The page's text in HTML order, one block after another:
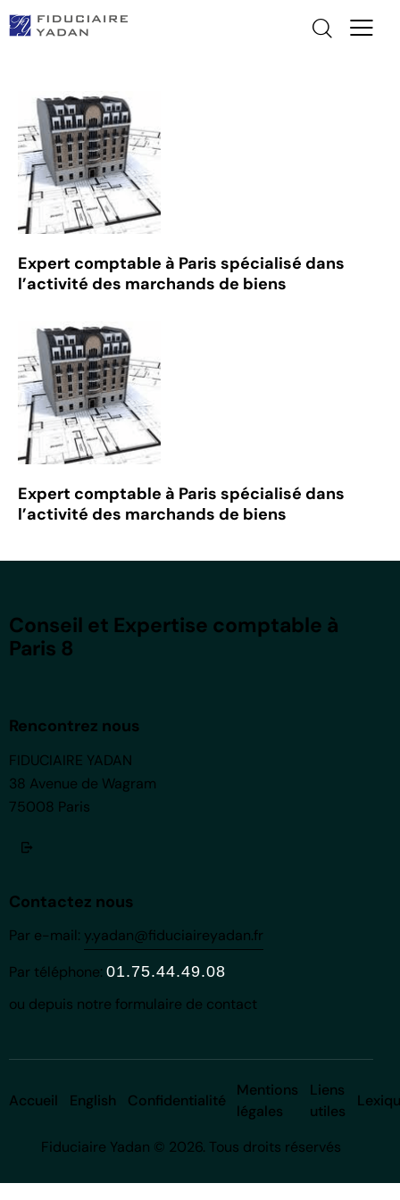
Expert comptable à Paris spécialisé dans
l’activité des marchands de biens
Expert comptable à Paris spécialisé dans
l’activité des marchands de biens
Conseil et Expertise comptable à
Paris 8
Rencontrez nous
FIDUCIAIRE YADAN
38 Avenue de Wagram
75008 Paris
Contactez nous
Par e-mail: y.yadan@fiduciaireyadan.fr
Par téléphone: 01.75.44.49.08
ou depuis notre formulaire de contact
Accueil English Confidentialité
Mentions
légales
Liens
utiles
Fiduciaire Yadan © 2026. Tous droits réservés